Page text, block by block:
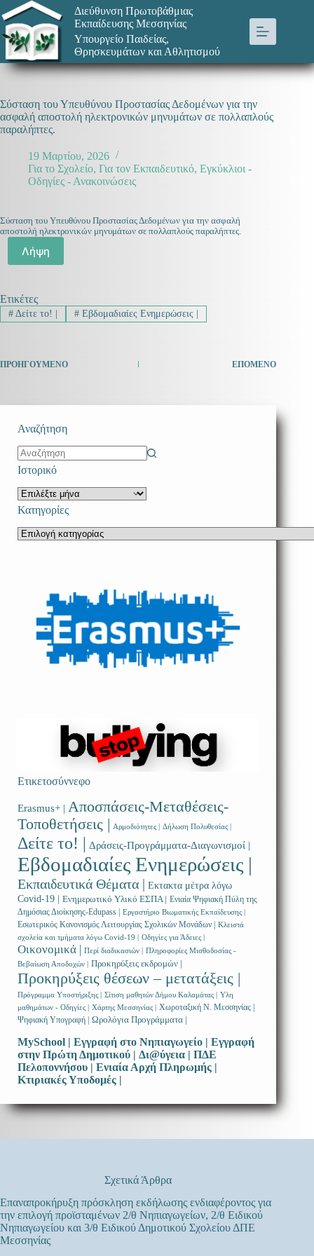
Μετάβαση
στο
περιεχόμενο
Διεύθυνση Πρωτοβάθμιας
Εκπαίδευσης Μεσσηνίας
Υπουργείο Παιδείας,
Θρησκευμάτων και Αθλητισμού
Σύσταση του Υπευθύνου Προστασίας Δεδομένων για την
ασφαλή αποστολή ηλεκτρονικών μηνυμάτων σε πολλαπλούς
παραλήπτες.
19 Μαρτίου, 2026
Για το Σχολείο, Για τον Εκπαιδευτικό, Εγκύκλιοι -
Οδηγίες - Ανακοινώσεις
Σύσταση του Υπευθύνου Προστασίας Δεδομένων για την ασφαλή
αποστολή ηλεκτρονικών μηνυμάτων σε πολλαπλούς παραλήπτες.
Λήψη
Ετικέτες
#Δείτε το! | #Εβδομαδιαίες Ενημερώσεις |
ΠΡΟΗΓΟΎΜΕΝΟ ΕΠΌΜΕΝΟ
Αναζήτηση
No
results
Ιστορικό
Ιστορικό
Κατηγορίες
Κατηγορίες
Ετικετοσύννεφο
Erasmus+ | Αποσπάσεις-Μεταθέσεις-
Τοποθετήσεις | Αρμοδιότητες | Δήλωση Πολυθεσίας |
Δείτε το! | Δράσεις-Προγράμματα-Διαγωνισμοί |
Εβδομαδιαίες Ενημερώσεις |
Εκπαιδευτικά Θέματα | Εκτακτα μέτρα λόγω
Covid-19 | Ενημερωτικό Υλικό ΕΣΠΑ | Ενιαία Ψηφιακή Πύλη της
Δημόσιας Διοίκησης-Edupass |
Εργαστήριο Βιωματικής Εκπαίδευσης |
Εσωτερικός Κανονισμός Λειτουργίας Σχολικών Μονάδων |
Κλειστά
σχολεία και τμήματα λόγω Covid-19 |
Οδηγίες για Άδειες |
Οικονομικά | Περί διαδικασιών |
Πληροφορίες Μισθοδοσίας -
Βεβαίωση Αποδοχών |
Προκηρύξεις εκδρομών |
Προκηρύξεις θέσεων – μετατάξεις |
Πρόγραμμα Υποστήριξης | Σίτιση μαθητών Δήμου Καλαμάτας |
Υλη
μαθημάτων - Οδηγίες |
Χάρτης Μεσσηνίας |
Χωροταξική Ν. Μεσσηνίας |
Ψηφιακή Υπογραφή |
Ωρολόγια Προγράμματα |
MySchool | Εγγραφή στο Νηπιαγωγείο | Εγγραφή
στην Πρώτη Δημοτικού | Δι@ύγεια | ΠΔΕ
Πελοποννήσου | Ενιαία Αρχή Πληρωμής |
Κτιριακές Υποδομές |
Σχετικά Άρθρα
Επαναπροκήρυξη πρόσκληση εκδήλωσης ενδιαφέροντος για
την επιλογή προϊσταμένων 2/θ Νηπιαγωγείων, 2/θ Ειδικού
Νηπιαγωγείου και 3/θ Ειδικού Δημοτικού Σχολείου ΔΠΕ
Μεσσηνίας